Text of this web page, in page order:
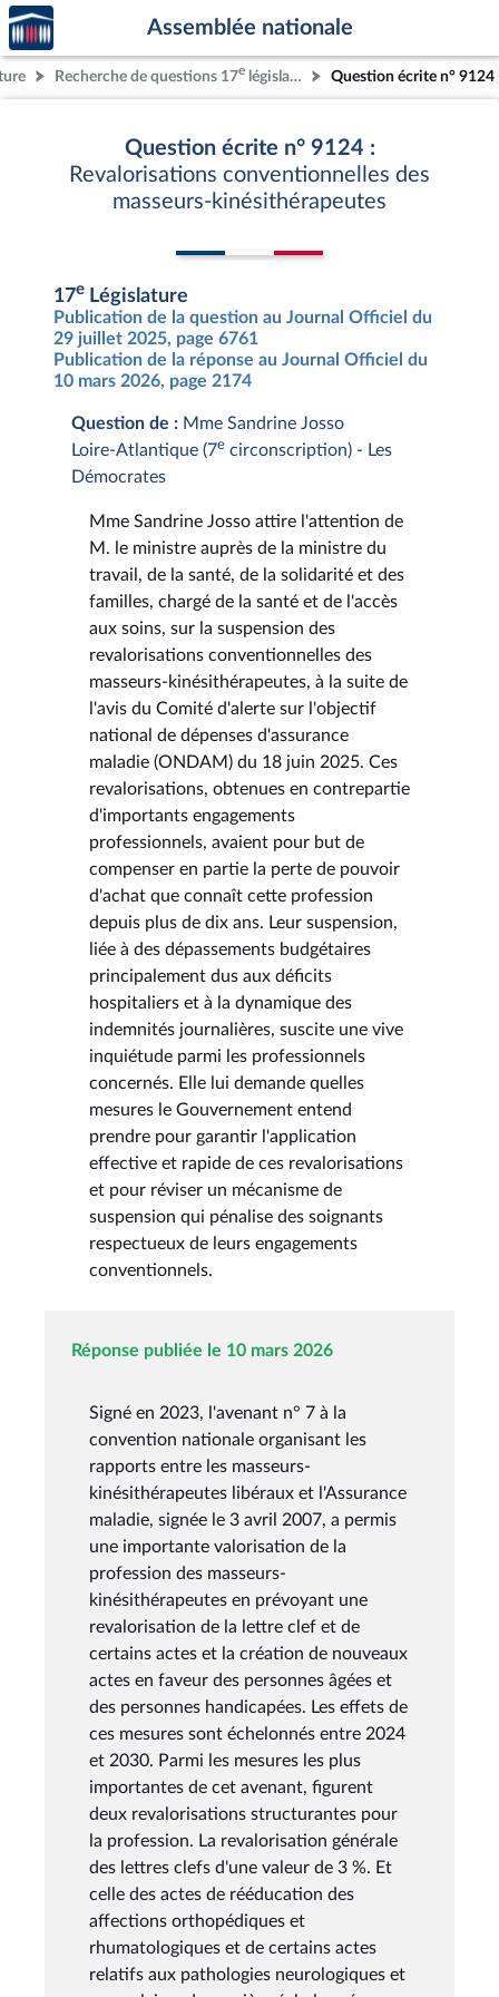
Aller au contenu
Aller en bas de la page
Accèder
à la
page
d'accueil
Assemblée nationale
Recherche de questions 17e législature Question écrite n° 9124
Question écrite n° 9124 :
Revalorisations conventionnelles des
masseurs-kinésithérapeutes
17e Législature
Publication de la question au Journal Officiel du
29 juillet 2025, page 6761
Publication de la réponse au Journal Officiel du
10 mars 2026, page 2174
Question de : Mme Sandrine Josso
Loire-Atlantique (7e circonscription) - Les
Démocrates
Mme Sandrine Josso attire l'attention de
M. le ministre auprès de la ministre du
travail, de la santé, de la solidarité et des
familles, chargé de la santé et de l'accès
aux soins, sur la suspension des
revalorisations conventionnelles des
masseurs-kinésithérapeutes, à la suite de
l'avis du Comité d'alerte sur l'objectif
national de dépenses d'assurance
maladie (ONDAM) du 18 juin 2025. Ces
revalorisations, obtenues en contrepartie
d'importants engagements
professionnels, avaient pour but de
compenser en partie la perte de pouvoir
d'achat que connaît cette profession
depuis plus de dix ans. Leur suspension,
liée à des dépassements budgétaires
principalement dus aux déficits
hospitaliers et à la dynamique des
indemnités journalières, suscite une vive
inquiétude parmi les professionnels
concernés. Elle lui demande quelles
mesures le Gouvernement entend
prendre pour garantir l'application
effective et rapide de ces revalorisations
et pour réviser un mécanisme de
suspension qui pénalise des soignants
respectueux de leurs engagements
conventionnels.
Réponse publiée le 10 mars 2026
Signé en 2023, l'avenant n° 7 à la
convention nationale organisant les
rapports entre les masseurs-
kinésithérapeutes libéraux et l'Assurance
maladie, signée le 3 avril 2007, a permis
une importante valorisation de la
profession des masseurs-
kinésithérapeutes en prévoyant une
revalorisation de la lettre clef et de
certains actes et la création de nouveaux
actes en faveur des personnes âgées et
des personnes handicapées. Les effets de
ces mesures sont échelonnés entre 2024
et 2030. Parmi les mesures les plus
importantes de cet avenant, figurent
deux revalorisations structurantes pour
la profession. La revalorisation générale
des lettres clefs d'une valeur de 3 %. Et
celle des actes de rééducation des
affections orthopédiques et
rhumatologiques et de certains actes
relatifs aux pathologies neurologiques et